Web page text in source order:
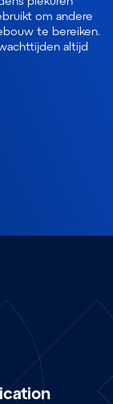
om andere
te bereiken.
altijd